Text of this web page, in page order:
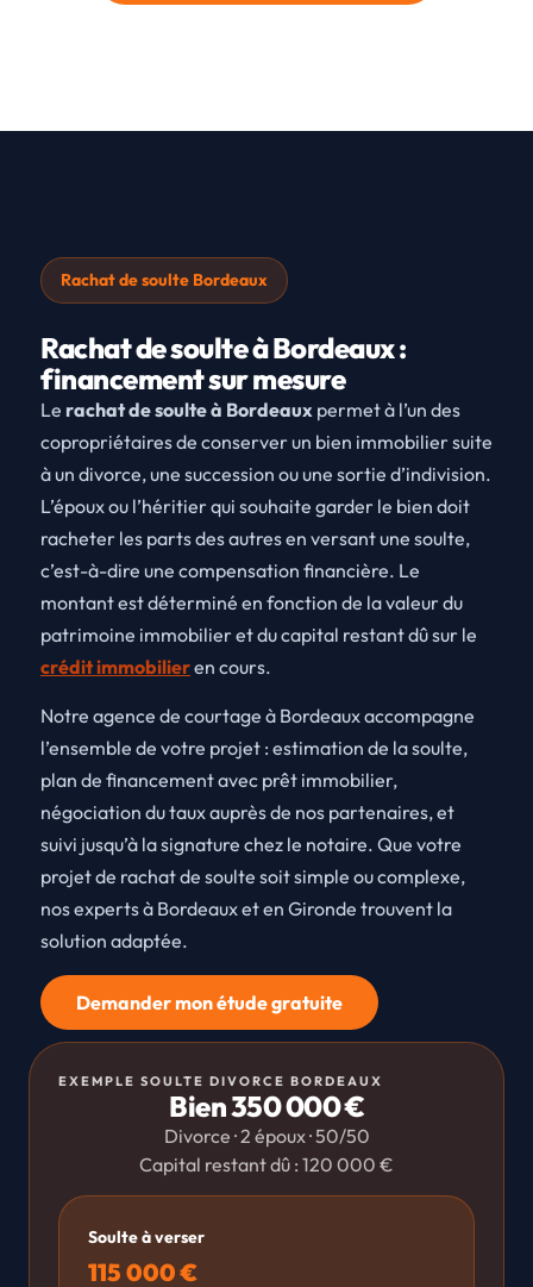
Rachat de soulte Bordeaux
Rachat de soulte à Bordeaux :
financement sur mesure
Le rachat de soulte à Bordeaux permet à l’un des
copropriétaires de conserver un bien immobilier suite
à un divorce, une succession ou une sortie d’indivision.
L’époux ou l’héritier qui souhaite garder le bien doit
racheter les parts des autres en versant une soulte,
c’est-à-dire une compensation financière. Le
montant est déterminé en fonction de la valeur du
patrimoine immobilier et du capital restant dû sur le
crédit immobilieren cours.
Notre agence de courtage à Bordeaux accompagne
l’ensemble de votre projet : estimation de la soulte,
plan de financement avec prêt immobilier,
négociation du taux auprès de nos partenaires, et
suivi jusqu’à la signature chez le notaire. Que votre
projet de rachat de soulte soit simple ou complexe,
nos experts à Bordeaux et en Gironde trouvent la
solution adaptée.
Demander mon étude gratuite
EXEMPLE SOULTE DIVORCE BORDEAUX
Bien 350 000 €
Divorce · 2 époux · 50/50
Capital restant dû : 120 000 €
Soulte à verser
115 000 €